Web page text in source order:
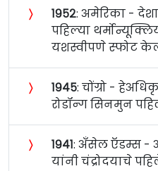
〉 १९५२: अमेरिका -
पहिल्या
यशस्वीपणे स्फोट
〉 १९४५: चोंग्रो -
रोडॉन्ग सिनमुन
〉 १९४१: अँसेल ऍडम्स -
यांनी चंद्रोदयाचे